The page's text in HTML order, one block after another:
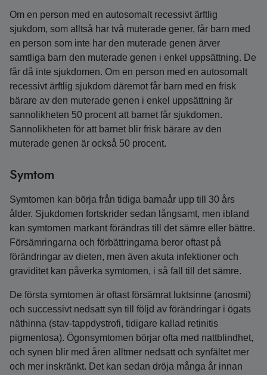
Om en person med en autosomalt recessivt ärftlig
sjukdom, som alltså har två muterade gener, får barn med
en person som inte har den muterade genen ärver
samtliga barn den muterade genen i enkel uppsättning. De
får då inte sjukdomen. Om en person med en autosomalt
recessivt ärftlig sjukdom däremot får barn med en frisk
bärare av den muterade genen i enkel uppsättning är
sannolikheten 50 procent att barnet får sjukdomen.
Sannolikheten för att barnet blir frisk bärare av den
muterade genen är också 50 procent.
Symtom
Symtomen kan börja från tidiga barnaår upp till 30 års
ålder. Sjukdomen fortskrider sedan långsamt, men ibland
kan symtomen markant förändras till det sämre eller bättre.
Försämringarna och förbättringarna beror oftast på
förändringar av dieten, men även akuta infektioner och
graviditet kan påverka symtomen, i så fall till det sämre.
De första symtomen är oftast försämrat luktsinne (anosmi)
och successivt nedsatt syn till följd av förändringar i ögats
näthinna (stav-tappdystrofi, tidigare kallad retinitis
pigmentosa). Ögonsymtomen börjar ofta med nattblindhet,
och synen blir med åren alltmer nedsatt och synfältet mer
och mer inskränkt. Det kan sedan dröja många år innan